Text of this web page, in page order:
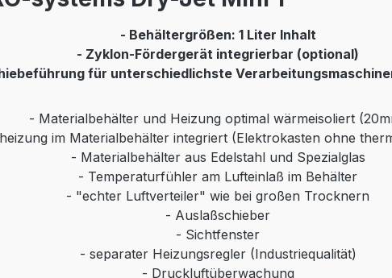
- Behältergrößen: 1 Liter Inhalt
- Zyklon-Fördergerät integrierbar (optional)
für unterschiedlichste
- Materialbehälter und Heizung optimal wärmeisoliert
im Materialbehälter integriert (Elektrokasten ohne
- Materialbehälter aus Edelstahl und Spezialglas
- Temperaturfühler am Lufteinlaß im Behälter
- "echter Luftverteiler" wie bei großen Trocknern
- Auslaßschieber
- Sichtfenster
- separater Heizungsregler (Industriequalität)
- Druckluftüberwachung